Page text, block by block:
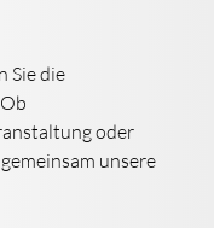
Sie die
oder
unsere